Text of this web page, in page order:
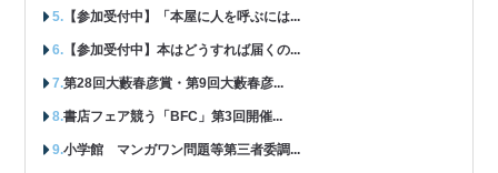
【参加受付中】「本屋に人を呼ぶには...
【参加受付中】本はどうすれば届くの...
第28回大藪春彦賞・第9回大藪春彦...
書店フェア競う「BFC」第3回開催...
小学館 マンガワン問題等第三者委調...